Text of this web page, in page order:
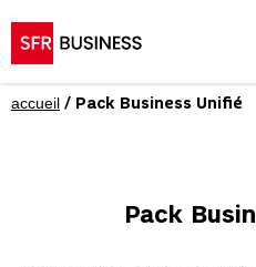
accueil / Pack Business Unifié
Pack